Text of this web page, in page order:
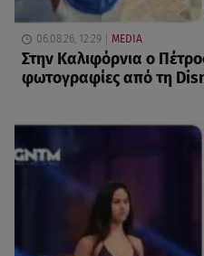
06.08.26, 12:29 MEDIA
Στην Καλιφόρνια ο
φωτογραφίες από τη